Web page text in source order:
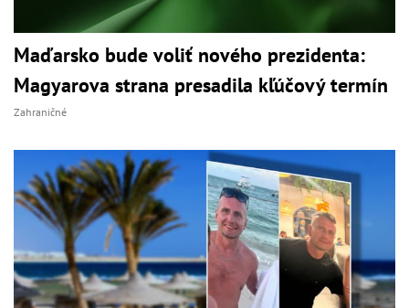
Maďarsko bude voliť nového prezidenta:
Magyarova strana presadila kľúčový termín
Zahraničné